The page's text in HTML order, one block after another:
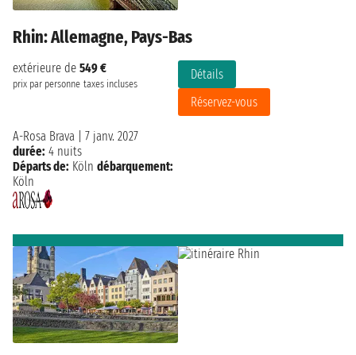
Rhin: Allemagne, Pays-Bas
extérieure de 549 €
prix par personne taxes incluses
Détails
Réservez-vous
A-Rosa Brava
7 janv. 2027
durée: 4 nuits
Départs de: Köln débarquement:
Köln